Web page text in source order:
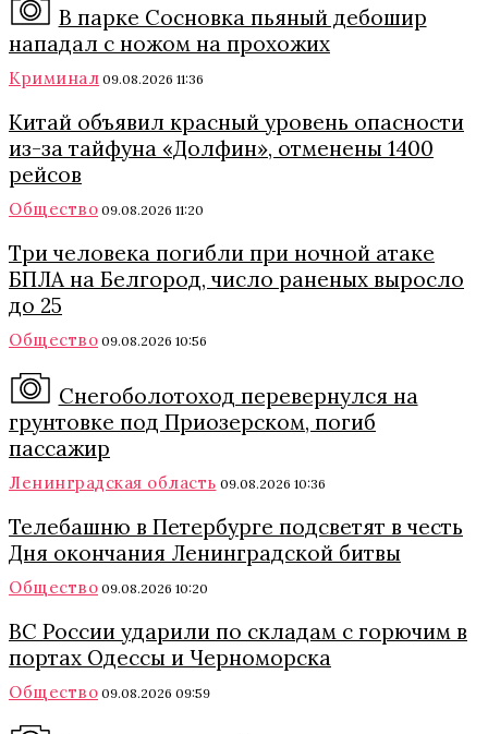
В парке Сосновка пьяный дебошир
нападал с ножом на прохожих
Криминал 09.08.2026 11:36
Китай объявил красный уровень опасности
из-за тайфуна «Долфин», отменены 1400
рейсов
Общество 09.08.2026 11:20
Три человека погибли при ночной атаке
БПЛА на Белгород, число раненых выросло
до 25
Общество 09.08.2026 10:56
Снегоболотоход перевернулся на
грунтовке под Приозерском, погиб
пассажир
Ленинградская область 09.08.2026 10:36
Телебашню в Петербурге подсветят в честь
Дня окончания Ленинградской битвы
Общество 09.08.2026 10:20
ВС России ударили по складам с горючим в
портах Одессы и Черноморска
Общество 09.08.2026 09:59